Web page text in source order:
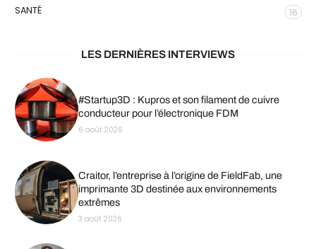
SANTÉ
16
LES DERNIÈRES INTERVIEWS
#Startup3D : Kupros et son filament de cuivre
conducteur pour l’électronique FDM
6 août 2026
Craitor, l’entreprise à l’origine de FieldFab, une
imprimante 3D destinée aux environnements
extrêmes
3 août 2026